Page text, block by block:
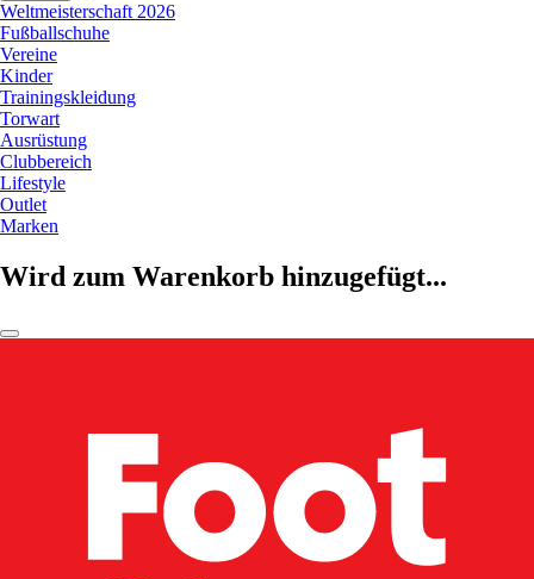
Weltmeisterschaft 2026
Fußballschuhe
Vereine
Kinder
Trainingskleidung
Torwart
Ausrüstung
Clubbereich
Lifestyle
Outlet
Marken
Wird zum Warenkorb hinzugefügt...